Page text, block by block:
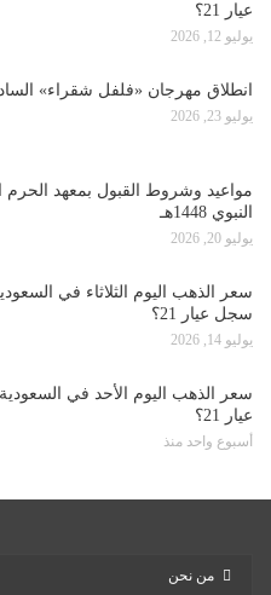
عيار 21؟
يوليو 12, 2026
انطلاق مهرجان «فلفل شقراء»
يوليو 23, 2026
مواعيد وشروط القبول بمعهد
النبوي 1448هـ
يوليو 20, 2026
سعر الذهب اليوم الثلاثاء في
سجل عيار 21؟
يوليو 14, 2026
سعر الذهب اليوم الأحد في
عيار 21؟
أسبوع واحد منذ
من نحن